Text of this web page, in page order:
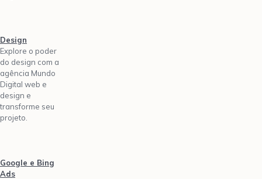
Design
Explore o poder
do design com a
agência Mundo
Digital web e
design e
transforme seu
projeto.
Google e Bing
Ads